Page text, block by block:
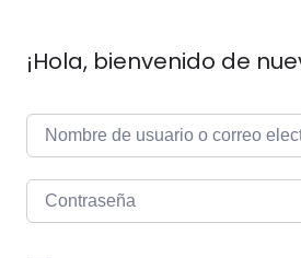
¡Hola, bienvenido de